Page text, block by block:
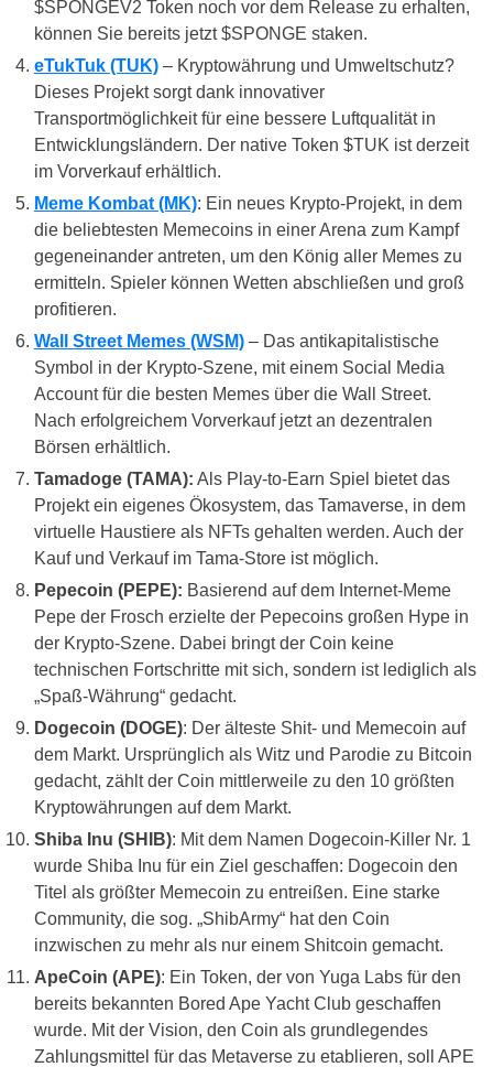
$SPONGEV2 Token noch vor dem Release zu erhalten,
können Sie bereits jetzt $SPONGE staken.
eTukTuk (TUK)– Kryptowährung und Umweltschutz?
Dieses Projekt sorgt dank innovativer
Transportmöglichkeit für eine bessere Luftqualität in
Entwicklungsländern. Der native Token $TUK ist derzeit
im Vorverkauf erhältlich.
Meme Kombat (MK): Ein neues Krypto-Projekt, in dem
die beliebtesten Memecoins in einer Arena zum Kampf
gegeneinander antreten, um den König aller Memes zu
ermitteln. Spieler können Wetten abschließen und groß
profitieren.
Wall Street Memes (WSM)– Das antikapitalistische
Symbol in der Krypto-Szene, mit einem Social Media
Account für die besten Memes über die Wall Street.
Nach erfolgreichem Vorverkauf jetzt an dezentralen
Börsen erhältlich.
Tamadoge (TAMA): Als Play-to-Earn Spiel bietet das
Projekt ein eigenes Ökosystem, das Tamaverse, in dem
virtuelle Haustiere als NFTs gehalten werden. Auch der
Kauf und Verkauf im Tama-Store ist möglich.
Pepecoin (PEPE): Basierend auf dem Internet-Meme
Pepe der Frosch erzielte der Pepecoins großen Hype in
der Krypto-Szene. Dabei bringt der Coin keine
technischen Fortschritte mit sich, sondern ist lediglich als
„Spaß-Währung“ gedacht.
Dogecoin (DOGE): Der älteste Shit- und Memecoin auf
dem Markt. Ursprünglich als Witz und Parodie zu Bitcoin
gedacht, zählt der Coin mittlerweile zu den 10 größten
Kryptowährungen auf dem Markt.
Shiba Inu (SHIB): Mit dem Namen Dogecoin-Killer Nr. 1
wurde Shiba Inu für ein Ziel geschaffen: Dogecoin den
Titel als größter Memecoin zu entreißen. Eine starke
Community, die sog. „ShibArmy“ hat den Coin
inzwischen zu mehr als nur einem Shitcoin gemacht.
ApeCoin (APE): Ein Token, der von Yuga Labs für den
bereits bekannten Bored Ape Yacht Club geschaffen
wurde. Mit der Vision, den Coin als grundlegendes
Zahlungsmittel für das Metaverse zu etablieren, soll APE